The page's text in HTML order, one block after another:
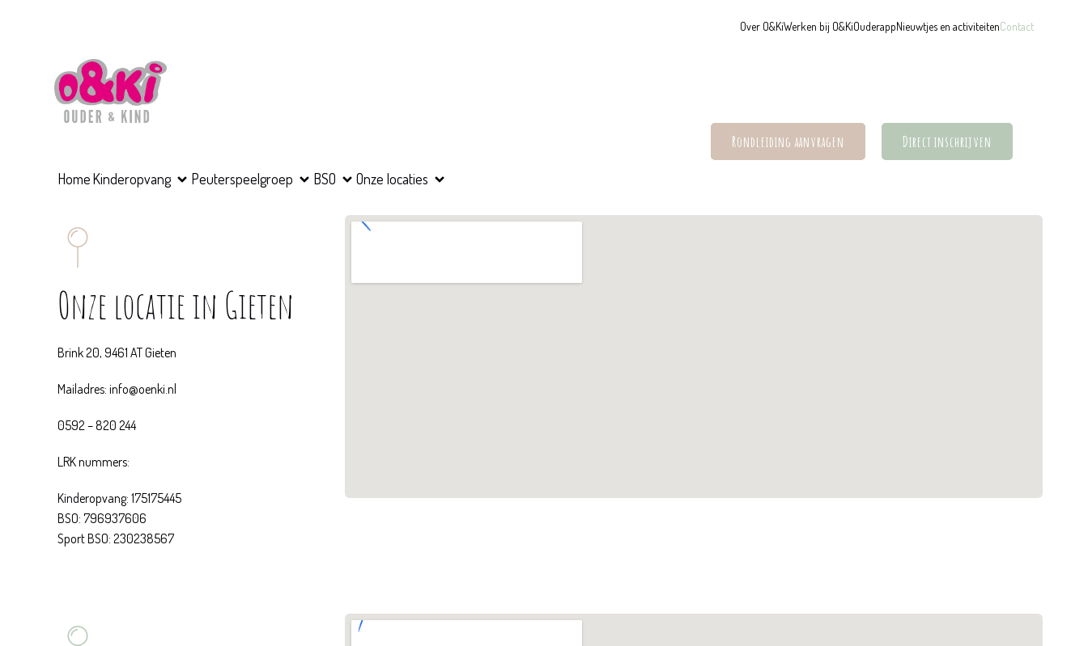
Over O&KiWerken bij O&KiOuderappNieuwtjes en activiteitenContact
Rondleiding aanvragen Direct inschrijven
HomeKinderopvang Peuterspeelgroep BSO Onze locaties
Onze locatie in Gieten
Brink 20, 9461 AT Gieten
Mailadres: info@oenki.nl
0592 – 820 244
LRK nummers:
Kinderopvang: 175175445
BSO: 796937606
Sport BSO: 230238567